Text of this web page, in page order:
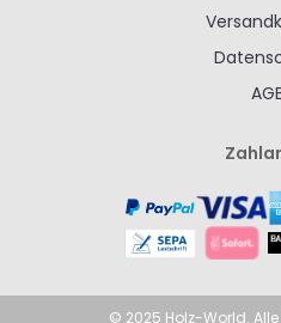
© 2025 Holz-World.